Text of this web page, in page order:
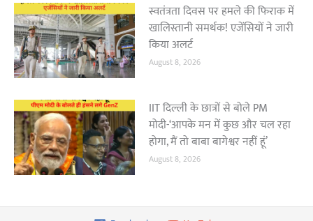
स्वतंत्रता दिवस पर हमले की फिराक में
खालिस्तानी समर्थक! एजेंसियों ने जारी
किया अलर्ट
August 8, 2026
IIT दिल्ली के छात्रों से बोले PM
मोदी-‘आपके मन में कुछ और चल रहा
होगा, मैं तो बाबा बागेश्वर नहीं हूं’
August 8, 2026